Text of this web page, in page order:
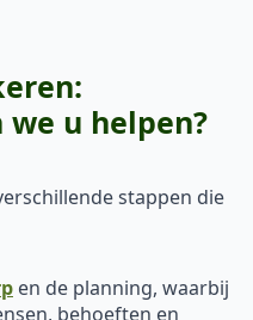
u helpen?
stappen die
en de planning, waarbij
behoeften en